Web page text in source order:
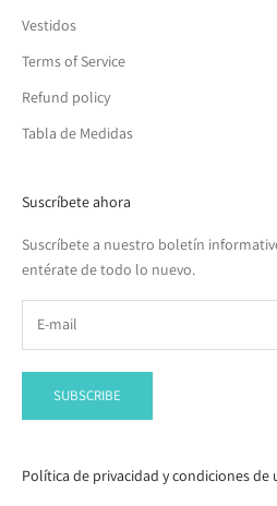
Vestidos
Terms of Service
Refund policy
Tabla de Medidas
Suscríbete ahora
Suscríbete a nuestro boletín
entérate de todo lo nuevo.
SUBSCRIBE
Política de privacidad y condiciones de